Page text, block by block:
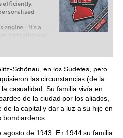
efficiently,
engine – it’s a
taking your
chess, or already
FRITZ, you can
and with a
ever before.
Schönau, en los Sudetes, pero
las circunstancias (de la
casualidad. Su familia vivía en
de la ciudad por los aliados,
la capital y dar a luz a su hijo en
bombarderos.
agosto de 1943. En 1944 su familia